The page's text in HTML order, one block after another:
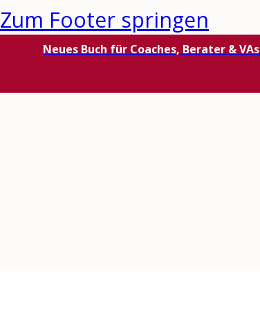
Zum Footer springen
Neues Buch für Coaches, Berater & VAs